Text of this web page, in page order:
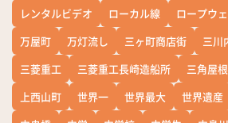
レンタルビデオ
ローカル線 ロープウ
万屋町
万灯流し 三ヶ町商店街 三川
三菱重工
三菱重工長崎造船所 三角屋根
上西山町
世界一 世界最大 世界遺産